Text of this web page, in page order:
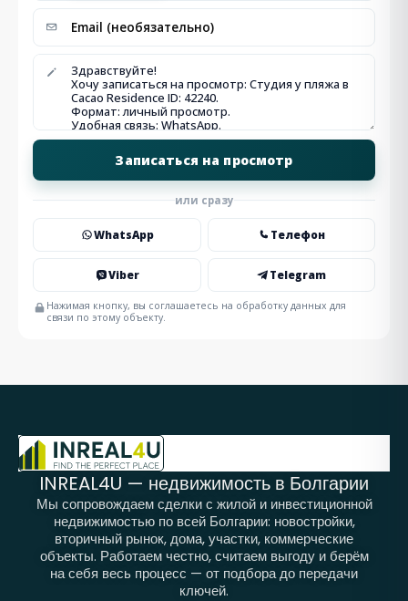
или сразу
WhatsApp Телефон
Viber Telegram
Нажимая кнопку, вы соглашаетесь на обработку данных для
связи по этому объекту.
INREAL4U — недвижимость в Болгарии
Мы сопровождаем сделки с жилой и инвестиционной
недвижимостью по всей Болгарии: новостройки,
вторичный рынок, дома, участки, коммерческие
объекты. Работаем честно, считаем выгоду и берём
на себя весь процесс — от подбора до передачи
ключей.